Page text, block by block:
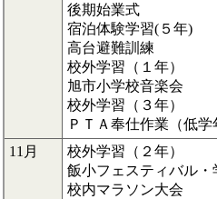
後期始業式
宿泊体験学習(５年)
高台避難訓練
校外学習（１年）
旭市小学校音楽会
校外学習（３年）
ＰＴＡ奉仕作業（低学
11月
校外学習（２年）
飯小フェスティバル
校内マラソン大会